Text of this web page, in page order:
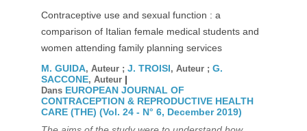
Contraceptive use and sexual function : a
comparison of Italian female medical students and
women attending family planning services
M. GUIDA, Auteur ; J. TROISI, Auteur ; G.
SACCONE, Auteur |
Dans EUROPEAN JOURNAL OF
CONTRACEPTION & REPRODUCTIVE HEALTH
CARE (THE) (Vol. 24 - N° 6, December 2019)